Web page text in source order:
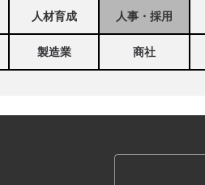
人材育成 人事・採用
製造業 商社